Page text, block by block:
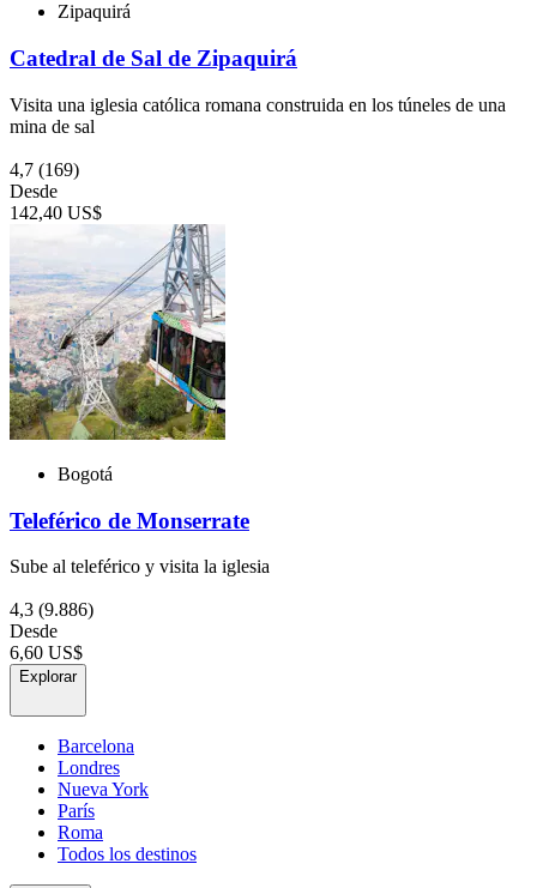
Zipaquirá
Catedral de Sal de Zipaquirá
Visita una iglesia católica romana construida en los túneles de una
mina de sal
4,7 (169)
Desde
142,40 US$
Bogotá
Teleférico de Monserrate
Sube al teleférico y visita la iglesia
4,3 (9.886)
Desde
6,60 US$
Explorar
Barcelona
Londres
Nueva York
París
Roma
Todos los destinos